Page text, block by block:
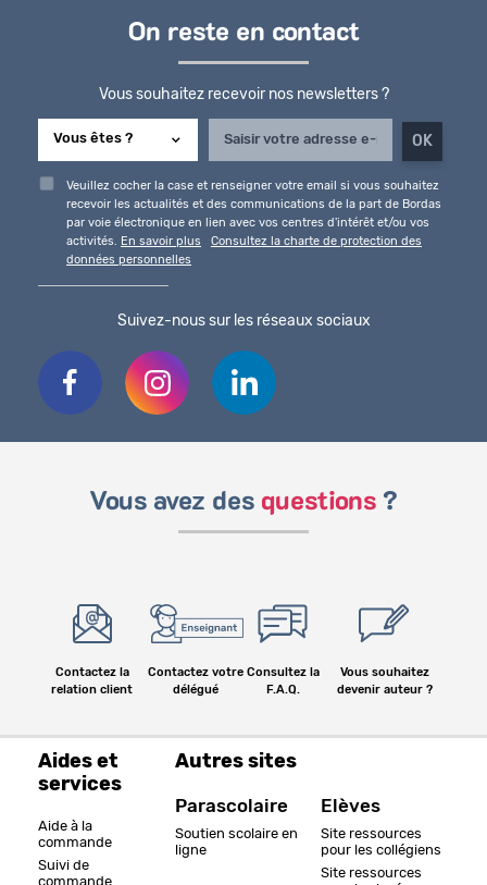
On reste en contact
Vous souhaitez recevoir nos newsletters ?
Veuillez cocher la case et renseigner votre email si vous souhaitez
recevoir les actualités et des communications de la part de Bordas
par voie électronique en lien avec vos centres d'intérêt et/ou vos
activités.
En savoir plus
Consultez la charte de protection des
données personnelles
Suivez-nous sur les réseaux sociaux
Vous avez des questions ?
Contactez la
relation client
Contactez votre
délégué
Consultez la
F.A.Q.
Vous souhaitez
devenir auteur ?
Aides et
services
Aide à la
commande
Suivi de
Autres sites
Parascolaire
Soutien scolaire en
ligne
Elèves
Site ressources
pour les collégiens
Site ressources